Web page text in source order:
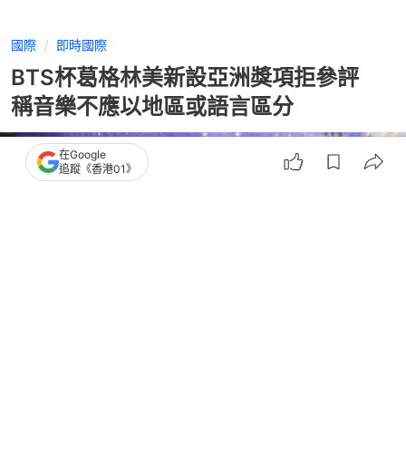
國際 即時國際
BTS杯葛格林美新設亞洲獎項拒參評
稱音樂不應以地區或語言區分
在Google
追蹤《香港01》